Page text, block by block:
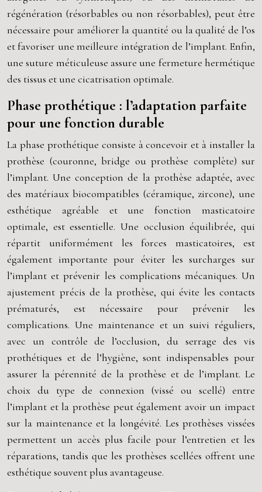
régénération (résorbables ou non résorbables), peut être
nécessaire pour améliorer la quantité ou la qualité de l’os
et favoriser une meilleure intégration de l’implant. Enfin,
une suture méticuleuse assure une fermeture hermétique
des tissus et une cicatrisation optimale.
Phase prothétique : l’adaptation parfaite
pour une fonction durable
La phase prothétique consiste à concevoir et à installer la
prothèse (couronne, bridge ou prothèse complète) sur
l’implant. Une conception de la prothèse adaptée, avec
des matériaux biocompatibles (céramique, zircone), une
esthétique agréable et une fonction masticatoire
optimale, est essentielle. Une occlusion équilibrée, qui
répartit uniformément les forces masticatoires, est
également importante pour éviter les surcharges sur
l’implant et prévenir les complications mécaniques. Un
ajustement précis de la prothèse, qui évite les contacts
prématurés, est nécessaire pour prévenir les
complications. Une maintenance et un suivi réguliers,
avec un contrôle de l’occlusion, du serrage des vis
prothétiques et de l’hygiène, sont indispensables pour
assurer la pérennité de la prothèse et de l’implant. Le
choix du type de connexion (vissé ou scellé) entre
l’implant et la prothèse peut également avoir un impact
sur la maintenance et la longévité. Les prothèses vissées
permettent un accès plus facile pour l’entretien et les
réparations, tandis que les prothèses scellées offrent une
esthétique souvent plus avantageuse.